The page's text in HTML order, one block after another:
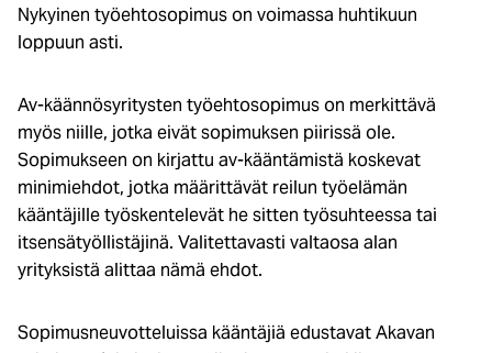
Nykyinen työehtosopimus on voimassa huhtikuun
loppuun asti.
Av-käännösyritysten työehtosopimus on merkittävä
myös niille, jotka eivät sopimuksen piirissä ole.
Sopimukseen on kirjattu av-kääntämistä koskevat
minimiehdot, jotka määrittävät reilun työelämän
kääntäjille työskentelevät he sitten työsuhteessa tai
itsensätyöllistäjinä. Valitettavasti valtaosa alan
yrityksistä alittaa nämä ehdot.
Sopimusneuvotteluissa kääntäjiä edustavat Akavan